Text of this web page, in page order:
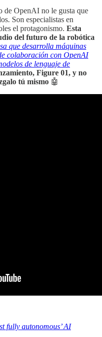
de OpenAI no le gusta que
Son especialistas en
el protagonismo. Esta
del futuro de la robótica
que desarrolla máquinas
colaboración con OpenAI
de lenguaje de
Figure 01, y no
tú mismo 🤖
fully autonomous’ AI